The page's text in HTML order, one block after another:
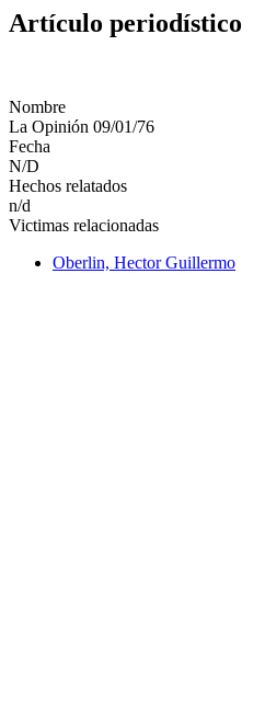
Artículo periodístico
Nombre
La Opinión 09/01/76
Fecha
N/D
Hechos relatados
n/d
Victimas relacionadas
Oberlin, Hector Guillermo